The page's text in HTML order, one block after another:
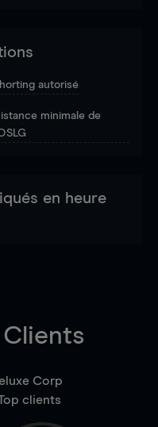
autorisé
minimale de
en heure
Corp
clients